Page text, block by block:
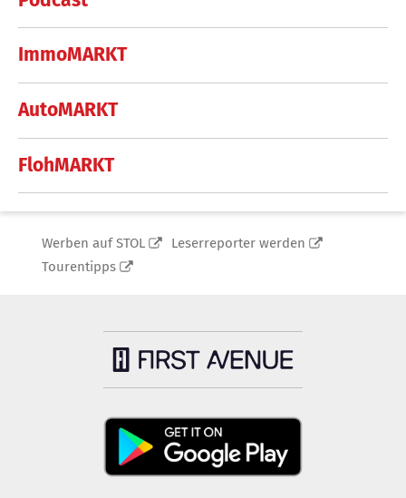
ImmoMARKT
AutoMARKT
FlohMARKT
Werben auf STOL
Leserreporter werden
Tourentipps